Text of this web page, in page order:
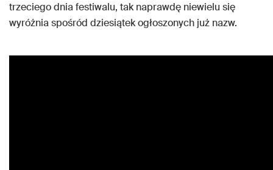
trzeciego dnia festiwalu, tak naprawdę niewielu się
wyróżnia spośród dziesiątek ogłoszonych już nazw.